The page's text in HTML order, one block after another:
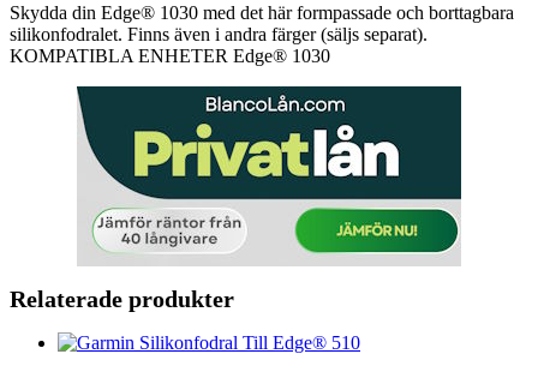
Skydda din Edge® 1030 med det här formpassade och borttagbara
silikonfodralet. Finns även i andra färger (säljs separat).
KOMPATIBLA ENHETER Edge® 1030
Relaterade produkter